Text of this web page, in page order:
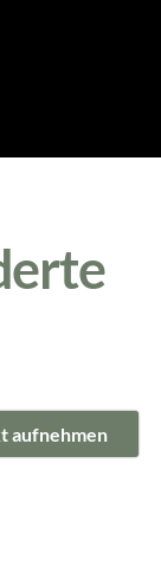
aufnehmen